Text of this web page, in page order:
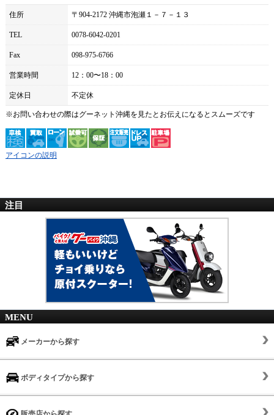
住所 〒904-2172 沖縄市泡瀬１－７－１３
TEL 0078-6042-0201
Fax 098-975-6766
営業時間 12：00〜18：00
定休日 不定休
※お問い合わせの際はグーネット沖縄を見たとお伝えになるとスムーズです
アイコンの説明
注目
MENU
メーカーから探す
ボディタイプから探す